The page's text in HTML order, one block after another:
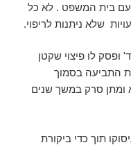
בית המשפט . לא כל
שלא ניתנות לריפוי.
לו פיצוי שקטן
התביעה בסמוך
ומתן סרק במשך שנים
תוך כדי ביקורת